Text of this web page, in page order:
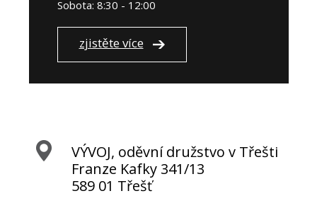
Sobota: 8:30 - 12:00
zjistěte více
VÝVOJ, oděvní družstvo v Třešti
Franze Kafky 341/13
589 01 Třešť